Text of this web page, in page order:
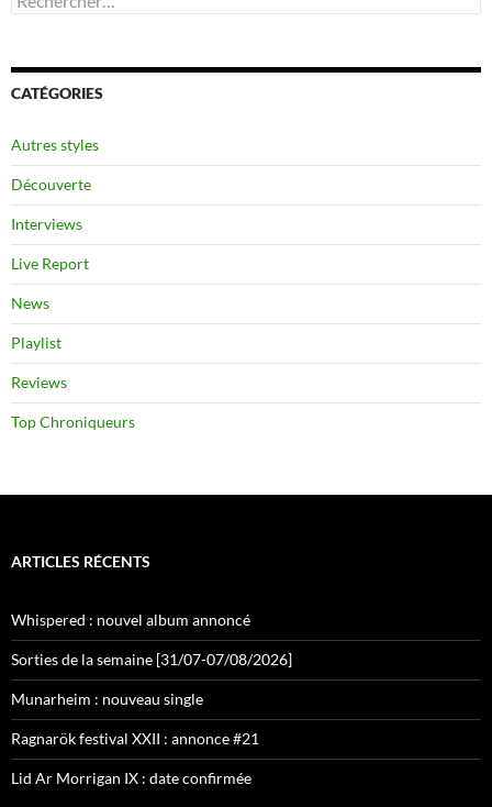
CATÉGORIES
Autres styles
Découverte
Interviews
Live Report
News
Playlist
Reviews
Top Chroniqueurs
ARTICLES RÉCENTS
Whispered : nouvel album annoncé
Sorties de la semaine [31/07-07/08/2026]
Munarheim : nouveau single
Ragnarök festival XXII : annonce #21
Lid Ar Morrigan IX : date confirmée